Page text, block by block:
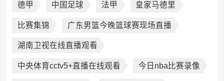
德甲 中国足球 法甲 皇家马德里
比赛集锦 广东男篮今晚篮球赛现场直播
湖南卫视在线直播观看
中央体育cctv5+直播在线观看 今日nba比赛录像